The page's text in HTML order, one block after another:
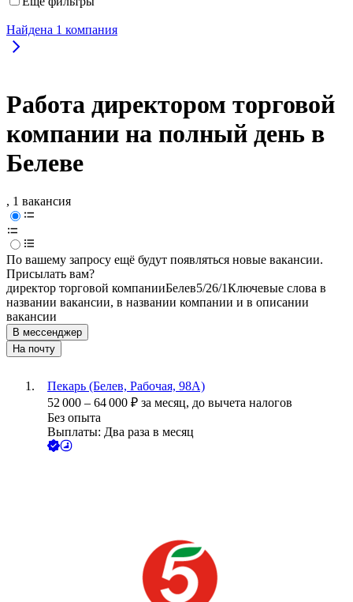
Найдена 1 компания
Работа директором торговой
компании на полный день в
Белеве
, 1 вакансия
По вашему запросу ещё будут появляться новые вакансии.
Присылать вам?
директор торговой компанииБелев5/26/1Ключевые слова в
названии вакансии, в названии компании и в описании
вакансии
В мессенджер
На почту
Пекарь (Белев, Рабочая, 98А)
52 000 – 64 000 ₽ за месяц, до вычета налогов
Без опыта
Выплаты: Два раза в месяц